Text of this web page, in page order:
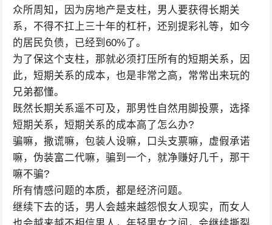
众所周知，因为房地产是支柱，男人要获得长期关
系，不得不扛上三十年的杠杆，还别提彩礼等，如今
的居民负债，已经到60%了。
为了保这个支柱，那就必须打压所有的短期关系，因
此，短期关系的成本，也是非常之高，常常出来玩的
兄弟都懂。
既然长期关系遥不可及，那男性自然用脚投票，选择
短期关系，短期关系的成本高了怎么办?
骗嘛，撒谎嘛，包装人设嘛，口头支票嘛，虚假承诺
嘛，伪装富二代嘛，骗到一个，就净赚好几千，那干
嘛不骗?
所有情感问题的本质，都是经济问题。
继续下去的话，男人会越来越怨恨女人现实，而女人